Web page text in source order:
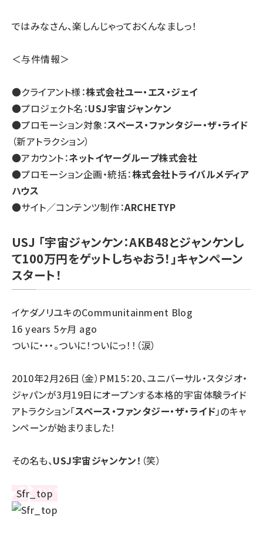
ではみなさん、楽しんじゃっておくんなましっ！
＜与件情報＞
●クライアント様：株式会社ユー・エス・ジェイ
●プロジェクト名：USJ宇宙ジャンケン
●プロモーション対象：スペース・ファンタジー・ザ・ライド
（新アトラクション）
●アカウント：ネットイヤーグループ株式会社
●プロモーション企画・統括：株式会社トライバルメディア
ハウス
●サイト／コンテンツ制作：ARCHETYP
USJ 「宇宙ジャンケン：AKB48とジャンケンし
て100万円をゲットしちゃおう！」キャンペーン
スタート！
イケダノリユキのCommunitainment Blog
16 years 5ヶ月 ago
ついに・・・。ついに！ついにっ！！（涙）
2010年2月26日（金）PM15：20、ユニバーサル・スタジオ・
ジャパンが3月19日にオープンする本格的宇宙体験ライド
アトラクション「スペース・ファンタジー・ザ・ライド」のキャ
ンペーンが始まりました！
その名も、USJ宇宙ジャンケン！ （笑）